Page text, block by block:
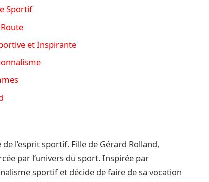
Sportif
et Inspirante
l’esprit sportif. Fille de Gérard Rolland,
par l’univers du sport. Inspirée par
sportif et décide de faire de sa vocation